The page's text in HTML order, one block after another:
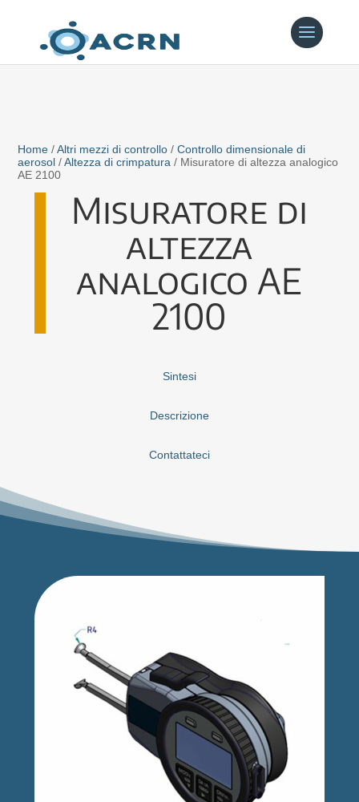
Home /Altri mezzi di controllo /Controllo dimensionale di
aerosol /Altezza di crimpatura / Misuratore di altezza analogico
AE 2100
Misuratore di
altezza
analogico AE
2100
Sintesi
Descrizione
Contattateci